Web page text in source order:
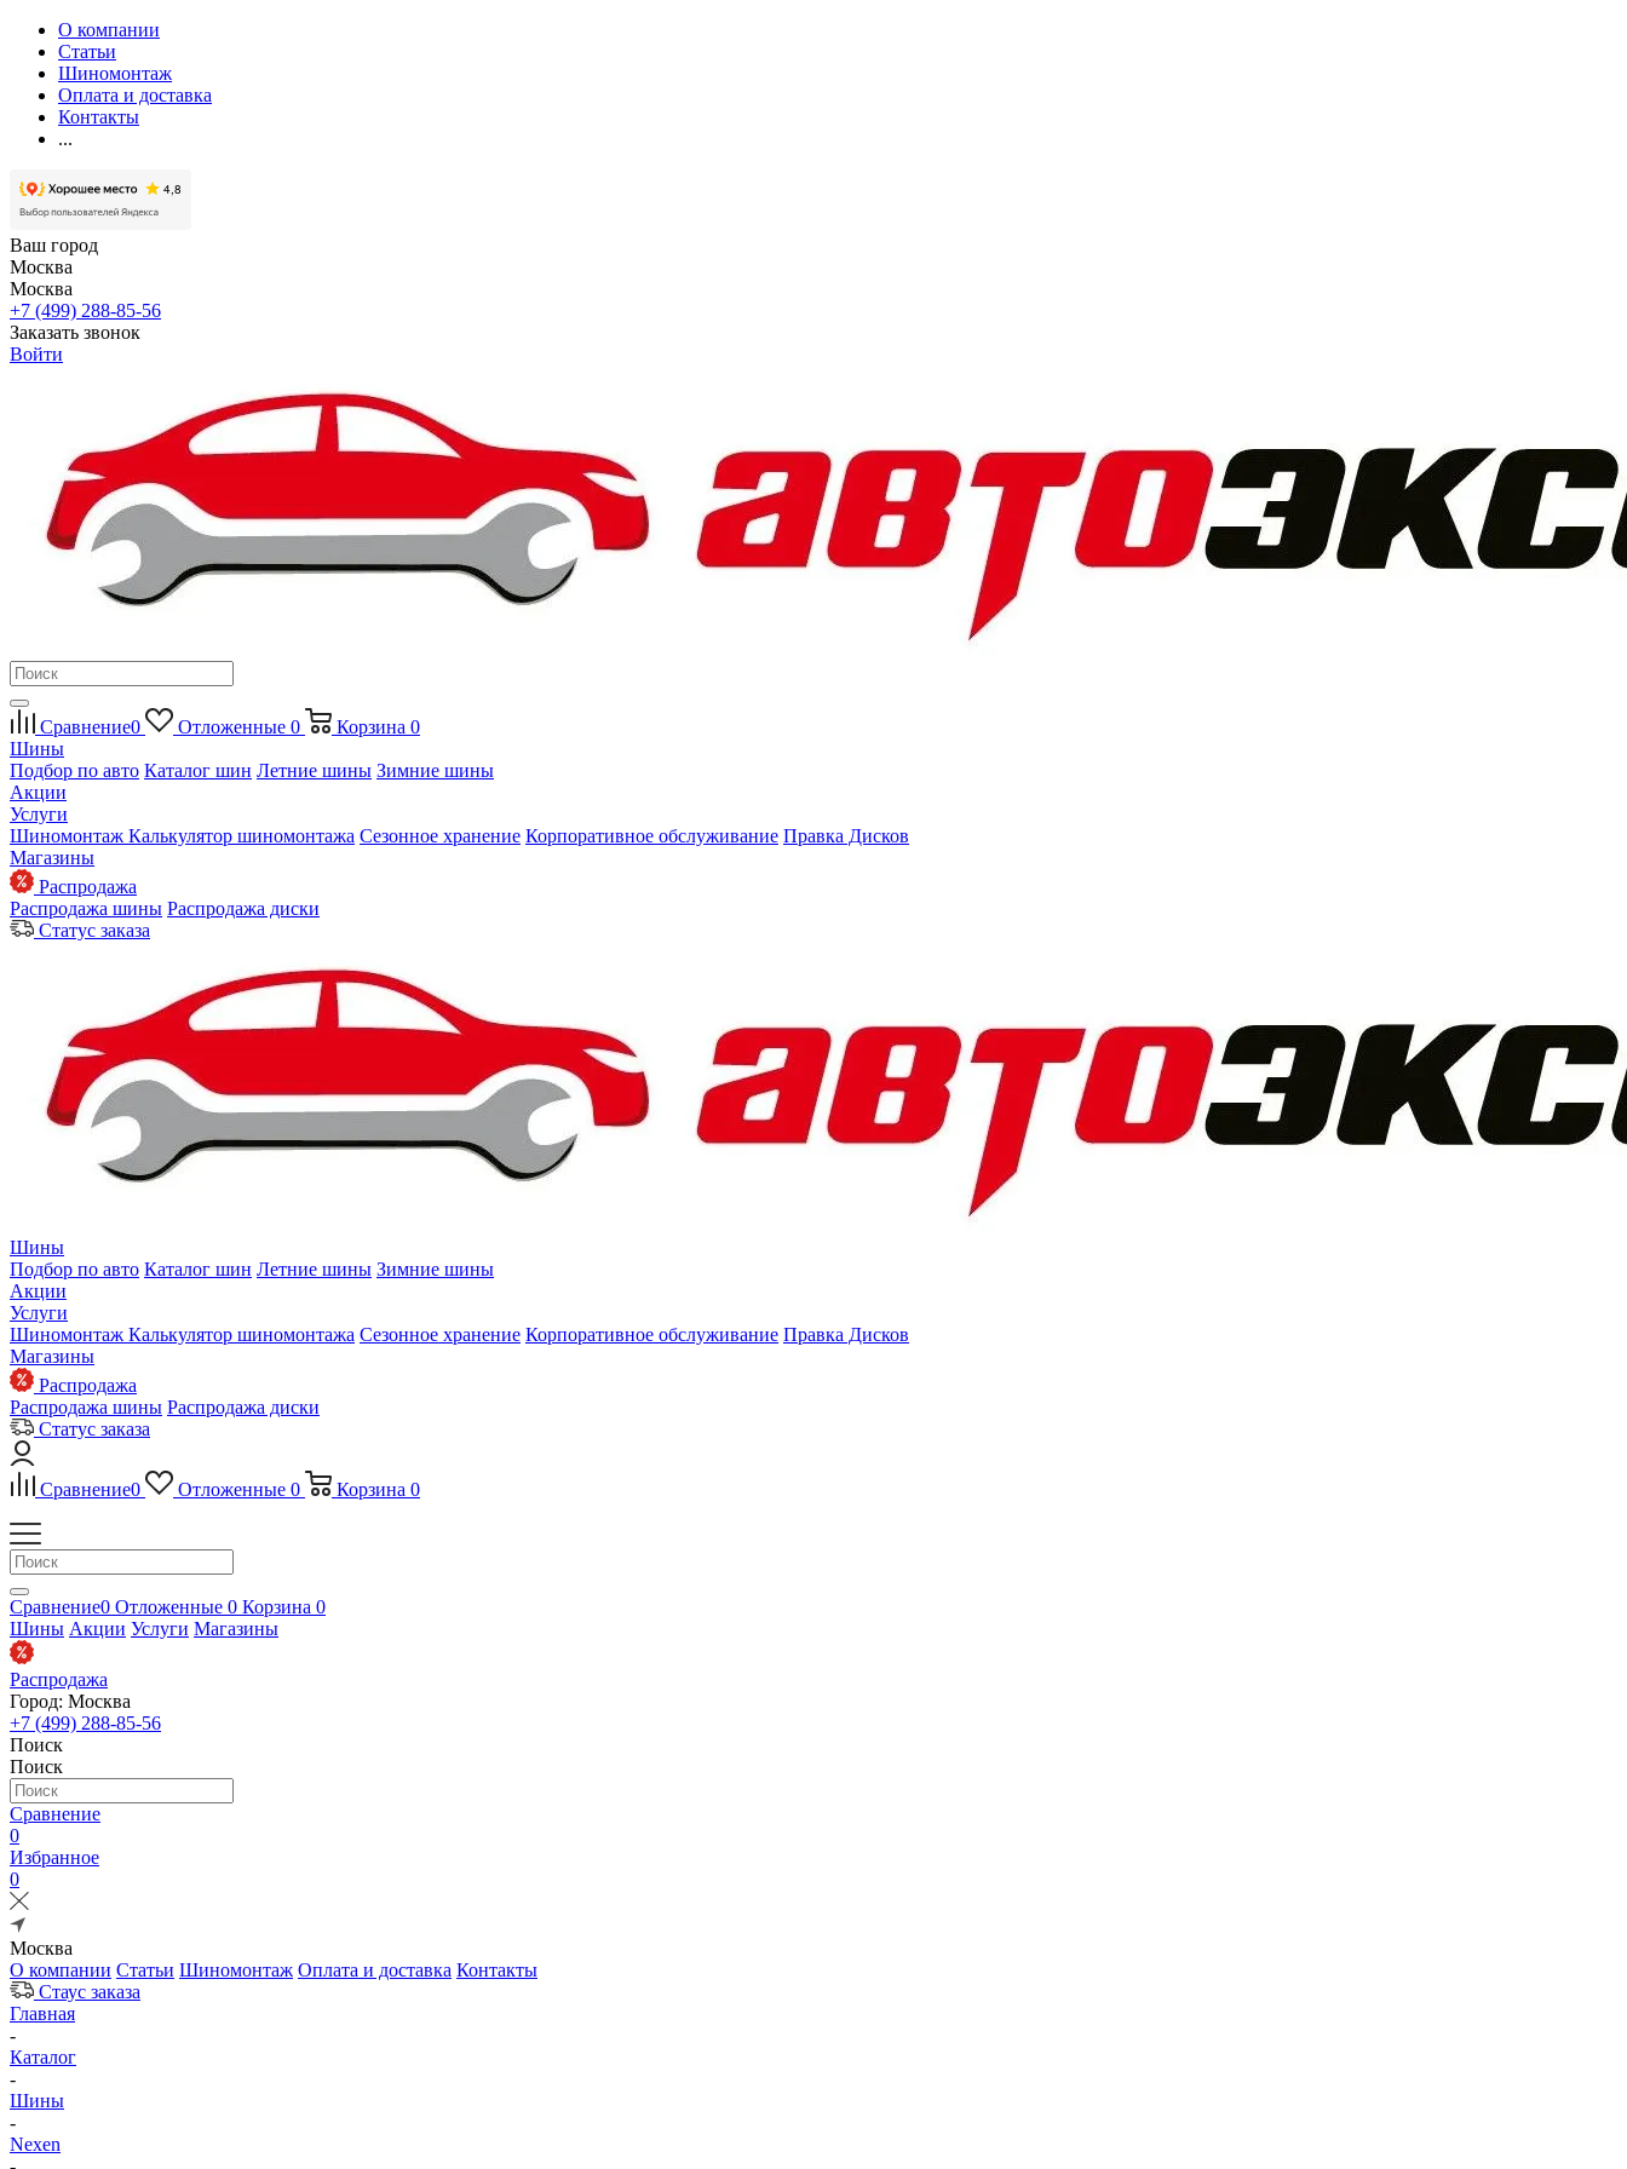
О компании
Статьи
Шиномонтаж
Оплата и доставка
Контакты
...
Ваш город
Москва
Москва
+7 (499) 288-85-56
Заказать звонок
Войти
Сравнение0 Отложенные 0 Корзина 0
Шины
Подбор по авто Каталог шин Летние шины Зимние шины
Акции
Услуги
Шиномонтаж Калькулятор шиномонтажа Сезонное хранение Корпоративное обслуживание Правка Дисков
Магазины
Распродажа
Распродажа шины Распродажа диски
Статус заказа
Шины
Подбор по авто Каталог шин Летние шины Зимние шины
Акции
Услуги
Шиномонтаж Калькулятор шиномонтажа Сезонное хранение Корпоративное обслуживание Правка Дисков
Магазины
Распродажа
Распродажа шины Распродажа диски
Статус заказа
Сравнение0 Отложенные 0 Корзина 0
Сравнение0 Отложенные 0 Корзина 0
Шины Акции Услуги Магазины
Распродажа
Город: Москва
+7 (499) 288-85-56
Поиск
Поиск
Сравнение
0
Избранное
0
Москва
О компании Статьи Шиномонтаж Оплата и доставка Контакты
Стаус заказа
Главная
-
Каталог
-
Шины
-
Nexen